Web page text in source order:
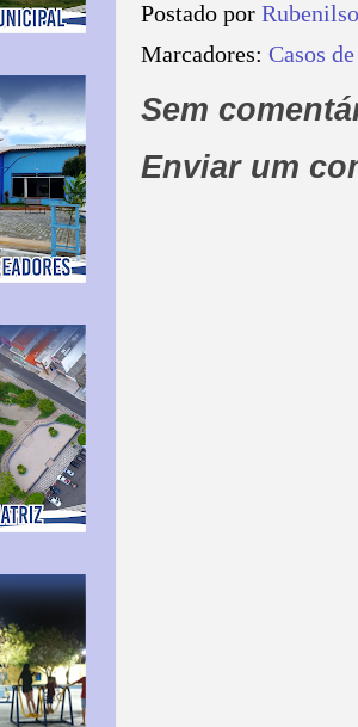
Postado por
Marcadores: Casos
Sem
Enviar um